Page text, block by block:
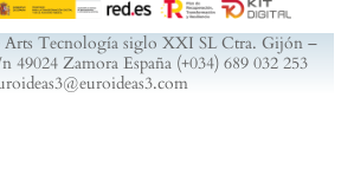
Arts Tecnología siglo XXI SL Ctra. Gijón –
49024 Zamora España (+034) 689 032 253